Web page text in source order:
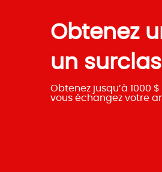
Obtenez
un
Obtenez jusqu’à 1000
vous échangez votre